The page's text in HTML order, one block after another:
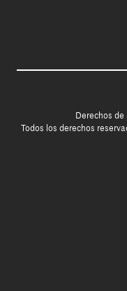
Derechos
Todos los derechos